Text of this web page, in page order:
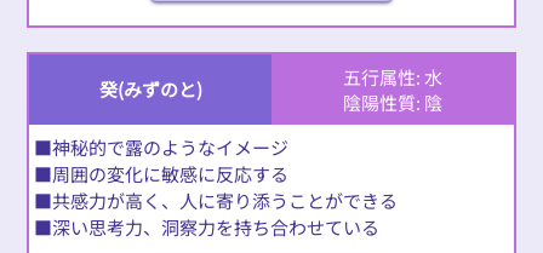
癸(みずのと)
五行属性: 水
陰陽性質: 陰
■神秘的で露のようなイメージ
■周囲の変化に敏感に反応する
■共感力が高く、人に寄り添うことができる
■深い思考力、洞察力を持ち合わせている